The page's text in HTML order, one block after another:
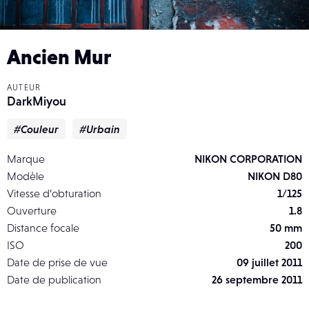
Ancien Mur
AUTEUR
DarkMiyou
#Couleur #Urbain
Marque
NIKON CORPORATION
Modèle
NIKON D80
Vitesse d’obturation
1/125
Ouverture
1.8
Distance focale
50 mm
ISO
200
Date de prise de vue
09 juillet 2011
Date de publication
26 septembre 2011